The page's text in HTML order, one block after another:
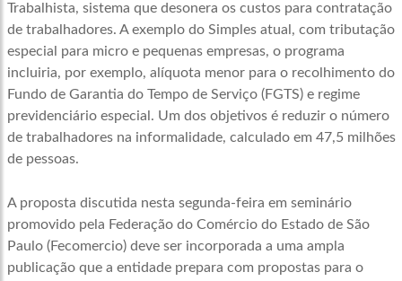
Trabalhista, sistema que desonera os custos para contratação
de trabalhadores. A exemplo do Simples atual, com tributação
especial para micro e pequenas empresas, o programa
incluiria, por exemplo, alíquota menor para o recolhimento do
Fundo de Garantia do Tempo de Serviço (FGTS) e regime
previdenciário especial. Um dos objetivos é reduzir o número
de trabalhadores na informalidade, calculado em 47,5 milhões
de pessoas.
A proposta discutida nesta segunda-feira em seminário
promovido pela Federação do Comércio do Estado de São
Paulo (Fecomercio) deve ser incorporada a uma ampla
publicação que a entidade prepara com propostas para o